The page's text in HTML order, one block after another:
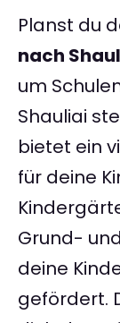
Planst du
nach
um
Shauliai
bietet ein
für deine
Grund-
deine
gefördert.